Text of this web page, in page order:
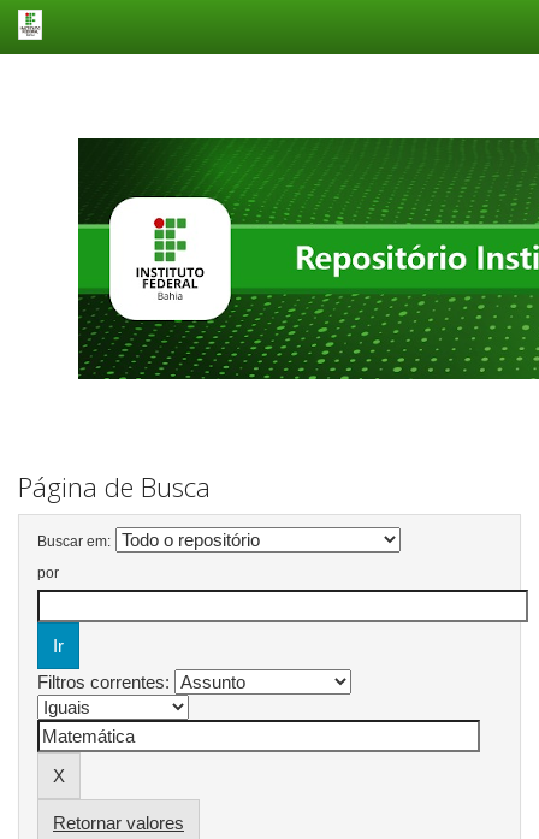
Página de Busca
Buscar em:
por
Filtros correntes:
Retornar valores